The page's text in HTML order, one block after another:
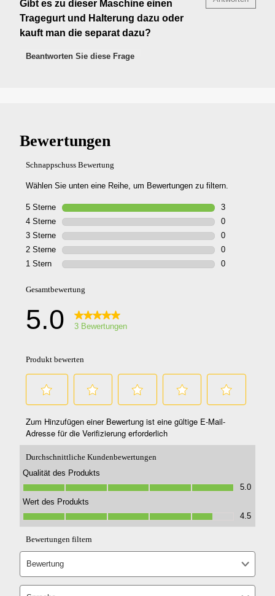
Gibt es zu dieser Maschine einen
Tragegurt und Halterung dazu oder
kauft man die separat dazu?
Beantworten Sie diese Frage